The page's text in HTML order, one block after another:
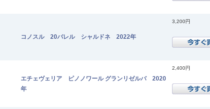
コノスル 20バレル シャルドネ 2022年
3,200円
エチェヴェリア ピノノワール グランリゼルバ 2020
年
2,400円